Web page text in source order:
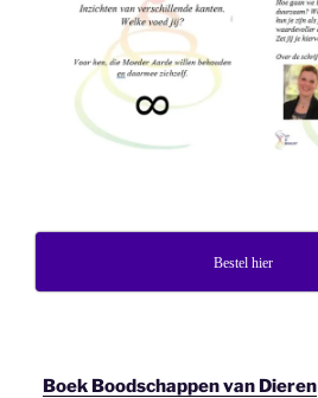
Bestel hier
Boek Boodschappen van Dieren